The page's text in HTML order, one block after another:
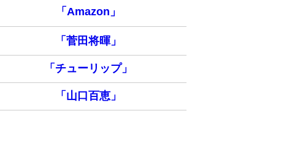
「Amazon」
「菅田将暉」
「チューリップ」
「山口百恵」